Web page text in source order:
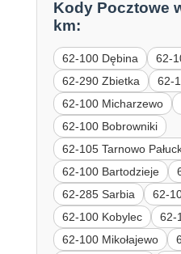
Kody Pocztowe
km:
62-100 Dębina
62-
62-290 Zbietka
62-
62-100 Micharzewo
62-100 Bobrowniki
62-105 Tarnowo
62-100 Bartodzieje
62-285 Sarbia
62-
62-100 Kobylec
62-
62-100 Mikołajewo